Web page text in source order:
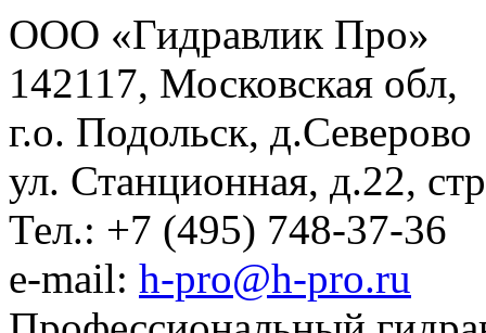
ООО «Гидравлик Про»
142117, Московская обл,
г.о. Подольск, д.Северово
ул. Станционная, д.22,
Тел.: +7 (495) 748-37-36
e-mail: h-pro@h-pro.ru